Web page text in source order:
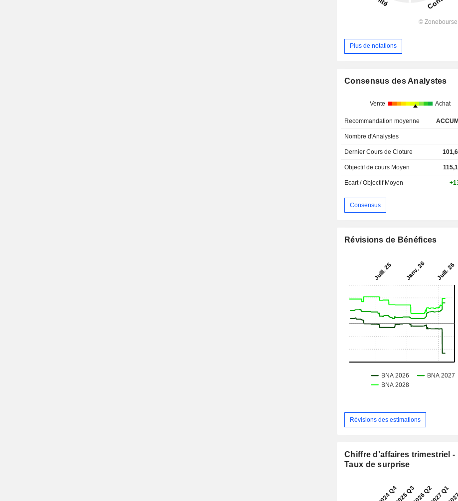
Plus de notations
Consensus des Analystes
Vente Achat
Recommandation moyenne
Nombre d'Analystes
Dernier Cours de Cloture
Objectif de cours Moyen
Ecart / Objectif Moyen
Consensus
Révisions de Bénéfices
Révisions des estimations
Chiffre d'affaires trimestriel -
Taux de surprise